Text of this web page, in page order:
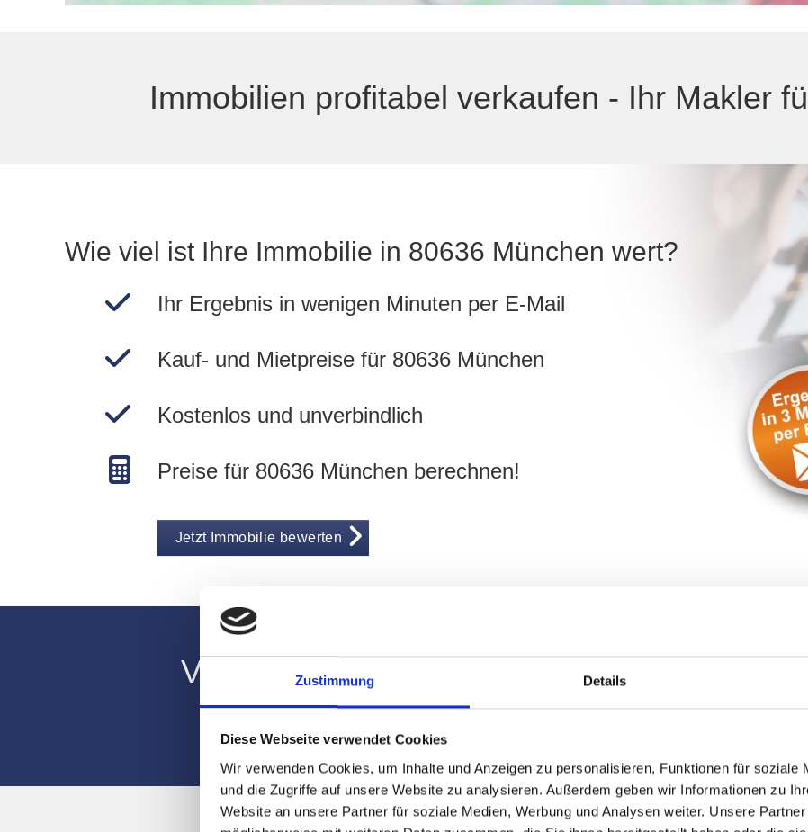
Zustimmung Details
Diese Webseite verwendet Cookies
Wir verwenden Cookies, um Inhalte und Anzeigen zu personalisieren, Funktionen für soziale
und die Zugriffe auf unsere Website zu analysieren. Außerdem geben wir Informationen zu
Website an unsere Partner für soziale Medien, Werbung und Analysen weiter. Unsere
Immobilien profitabel verkaufen - Ihr Makler
Wie viel ist Ihre Immobilie in 80636 München wert?
Ihr Ergebnis in wenigen Minuten per E-Mail
Kauf- und Mietpreise für 80636 München
Kostenlos und unverbindlich
Preise für 80636 München berechnen!
Jetzt Immobilie bewerten
Verlässliches Immobilienbüro für 80636
Jetzt anrufen:089 2306962-